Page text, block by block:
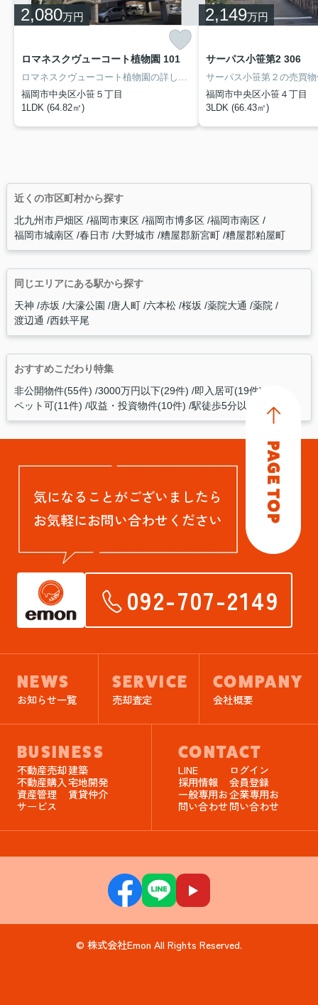
2,080万円
ロマネスクヴューコート植物園 101
ロマネスクヴューコート植物園の詳しい情報。『桜坂駅』徒歩20分（1451ｍ）1LDKの広々としたお部屋で、充実した毎日を過ごせそうですね。浴室環境も良好な1坪以上のゆったりとした空間となっています。中古のマンションなら費用も抑えられ、その分の費用を他に充てることが出来ます。お気軽にお問い合わせ下さい。
福岡市中央区小笹５丁目
1LDK (64.82㎡)
2,149万円
サーパス小笹第2 306
福岡市中央区小笹４丁目
3LDK (66.43㎡)
近くの市区町村から探す
北九州市戸畑区 福岡市東区 福岡市博多区 福岡市南区
福岡市城南区 春日市 大野城市 糟屋郡新宮町 糟屋郡粕屋町
同じエリアにある駅から探す
天神 赤坂 大濠公園 唐人町 六本松 桜坂 薬院大通
薬院
渡辺通
西鉄平尾
おすすめこだわり特集
非公開物件(55件) 3000万円以下(29件) 即入居可(19件)
ペット可(11件) 収益・投資物件(10件) 駅徒歩5分以内(6件)
気になることがございましたら
お気軽にお問い合わせください
092-707-2149
NEWS
お知らせ一覧
SERVICE
売却査定
COMPANY
会社概要
BUSINESS
不動産売却建築
不動産購入宅地開発
資産管理
サービス
賃貸仲介
CONTACT
LINE
ログイン
採用情報
会員登録
一般専用お
問い合わせ
企業専用お
問い合わせ
© 株式会社Emon All Rights Reserved.